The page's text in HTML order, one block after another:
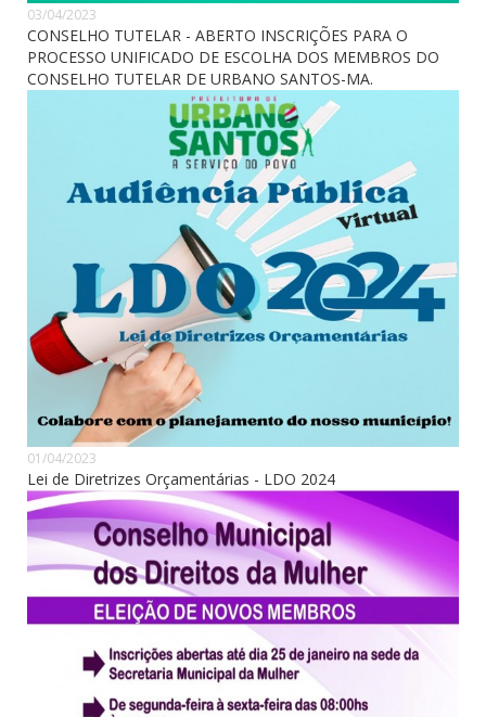
03/04/2023
CONSELHO TUTELAR - ABERTO INSCRIÇÕES PARA O
PROCESSO UNIFICADO DE ESCOLHA DOS MEMBROS DO
CONSELHO TUTELAR DE URBANO SANTOS-MA.
01/04/2023
Lei de Diretrizes Orçamentárias - LDO 2024